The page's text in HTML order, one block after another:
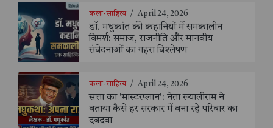
कला-साहित्य / April 24, 2026
डॉ. मधुकांत की कहानियों में समकालीन
विमर्श: समाज, राजनीति और मानवीय
संवेदनाओं का गहरा विश्लेषण
कला-साहित्य / April 24, 2026
सत्ता का 'मास्टरप्लान': नेता ख्यालीराम ने
बताया कैसे हर सरकार में बना रहे परिवार का
दबदबा